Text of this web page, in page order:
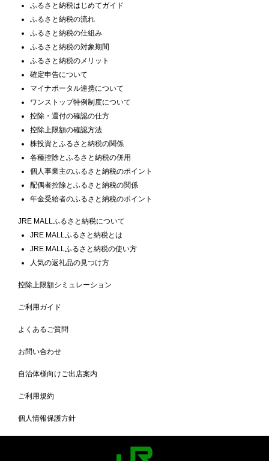
ふるさと納税はじめてガイド
ふるさと納税の流れ
ふるさと納税の仕組み
ふるさと納税の対象期間
ふるさと納税のメリット
確定申告について
マイナポータル連携について
ワンストップ特例制度について
控除・還付の確認の仕方
控除上限額の確認方法
株投資とふるさと納税の関係
各種控除とふるさと納税の併用
個人事業主のふるさと納税のポイント
配偶者控除とふるさと納税の関係
年金受給者のふるさと納税のポイント
JRE MALLふるさと納税について
JRE MALLふるさと納税とは
JRE MALLふるさと納税の使い方
人気の返礼品の見つけ方
控除上限額シミュレーション
ご利用ガイド
よくあるご質問
お問い合わせ
自治体様向けご出店案内
ご利用規約
個人情報保護方針